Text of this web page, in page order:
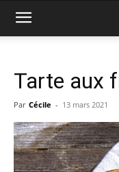
Tarte aux
Par Cécile - 13 mars 2021